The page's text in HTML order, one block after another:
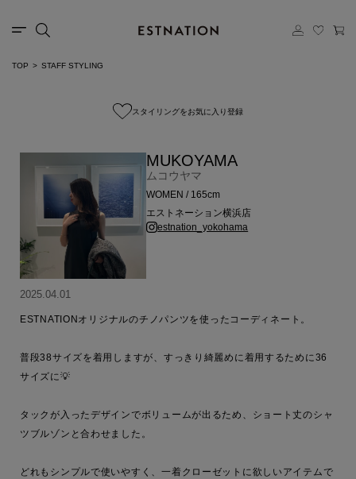
TOP STAFF STYLING
スタイリングをお気に入り登録
MUKOYAMA
ムコウヤマ
WOMEN / 165cm
エストネーション横浜店
estnation_yokohama
2025.04.01
ESTNATIONオリジナルのチノパンツを使ったコーディネート。
普段38サイズを着用しますが、すっきり綺麗めに着用するために36
サイズに💡
タックが入ったデザインでボリュームが出るため、ショート丈のシャ
ツブルゾンと合わせました。
どれもシンプルで使いやすく、一着クローゼットに欲しいアイテムで